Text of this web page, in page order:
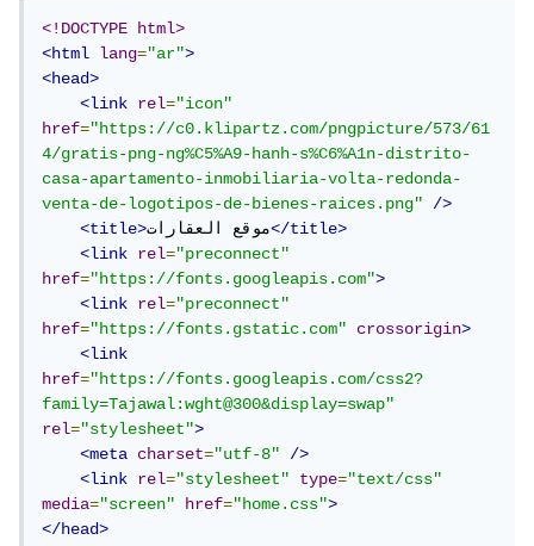
</HeaderTemplate>
<ItemTemplate>
<tr>
<td><% #DataItem("تم")%>
</td>
<td><%
</td>
<td>
<%
#DataItem("المشكله")%></td>
<td><%
</td>
</tr>
</ItemTemplate>
<FooterTemplate>
<!DOCTYPE html>
<html
lang="ar">
<head>
<link
rel="icon"
href="https://c0.klipartz.com/pngpicture/573/61
4/gratis-png-ng%C5%A9-hanh-s%C6%A1n-distrito-
casa-apartamento-inmobiliaria-volta-redonda-
venta-de-logotipos-de-bienes-raices.png"
/>
<title>موقع العقارات</title>
<link
rel="preconnect"
href="https://fonts.googleapis.com">
<link
rel="preconnect"
href="https://fonts.gstatic.com" crossorigin>
<link
href="https://fonts.googleapis.com/css2?
family=Tajawal:wght@300&display=swap"
rel="stylesheet">
<meta
charset="utf-8"
/>
<link
rel="stylesheet" type="text/css"
media="screen" href="home.css">
</head>